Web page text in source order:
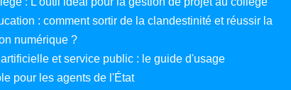
: comment sortir de la clandestinité et réussir la
numérique ?
artificielle et service public : le guide d'usage
pour les agents de l'État